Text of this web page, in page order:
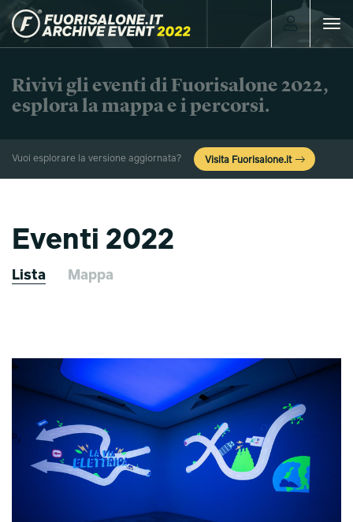
Toggle
Rivivi gli eventi di Fuorisalone 2022,
esplora la mappa e i percorsi.
Vuoi esplorare la versione aggiornata? Visita Fuorisalone.it
Eventi 2022
Lista Mappa